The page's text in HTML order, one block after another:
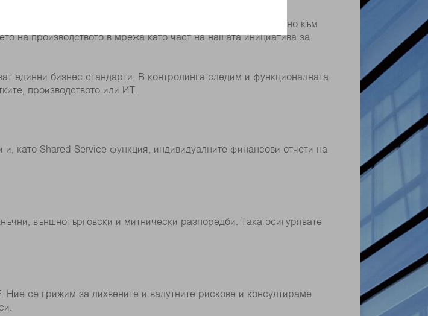
веригите за добавена стойност на TRUMPF – хоризонтално към
на производството в мрежа като част на нашата инициатива за
единни бизнес стандарти. В контролинга следим и функционалната
производството или ИТ.
като Shared Service функция, индивидуалните финансови отчети на
външнотърговски и митнически разпоредби. Така осигурявате
се грижим за лихвените и валутните рискове и консултираме